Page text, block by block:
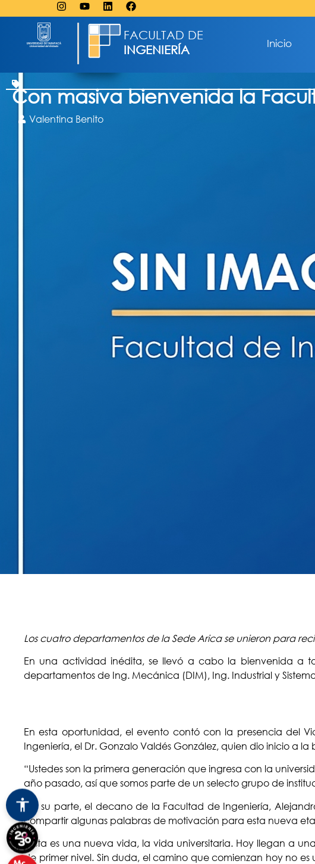
FACULTAD DE
INGENIERÍA
Inicio
Con masiva bienvenida la
Valentina Benito
Los cuatro departamentos de la Sede Arica se unieron para
En una actividad inédita, se llevó a cabo la bienvenida a
departamentos de Ing. Mecánica (DIM), Ing. Industrial y
En esta oportunidad, el evento contó con la presencia del
Ingeniería, el Dr. Gonzalo Valdés González, quien dio inicio a
“Ustedes son la primera generación que ingresa con la
año pasado, así que somos parte de un selecto grupo de
Por su parte, el decano de la Facultad de Ingeniería,
compartir algunas palabras de motivación para esta nueva
“Esta es una nueva vida, la vida universitaria. Hoy llegan a
de primer nivel. Sin duda, el camino que comienzan hoy no